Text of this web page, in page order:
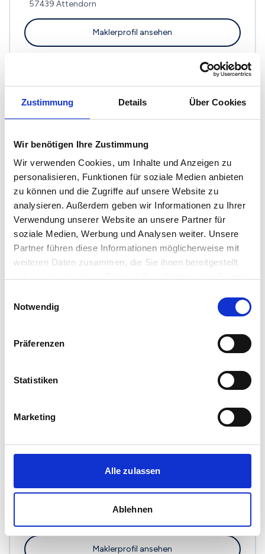
Zustimmung Details Über Cookies
Wir benötigen Ihre Zustimmung
Wir verwenden Cookies, um Inhalte und Anzeigen zu
personalisieren, Funktionen für soziale Medien anbieten
zu können und die Zugriffe auf unsere Website zu
analysieren. Außerdem geben wir Informationen zu Ihrer
Verwendung unserer Website an unsere Partner für
soziale Medien, Werbung und Analysen weiter. Unsere
Partner führen diese Informationen möglicherweise mit
weiteren Daten zusammen, die Sie ihnen bereitgestellt
Notwendig
Präferenzen
Statistiken
Marketing
Alle zulassen
Ablehnen
57439 Attendorn
Maklerprofil ansehen
Immobilien-Service Klein GmbH
Am Streffel 37
Maklerprofil ansehen
Steinau Immobilien
Kleistweg 4
57223 Kreuztal
Johannes-Rau-Weg 1
Immobilienservice Metzler
Maklerprofil ansehen